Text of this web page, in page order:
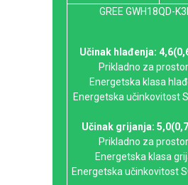
GREE GWH18QD-
Učinak hlađenja:
Prikladno za
Energetska klasa
Energetska učinkovitost
Učinak grijanja:
Prikladno za
Energetska klasa
Energetska učinkovitost